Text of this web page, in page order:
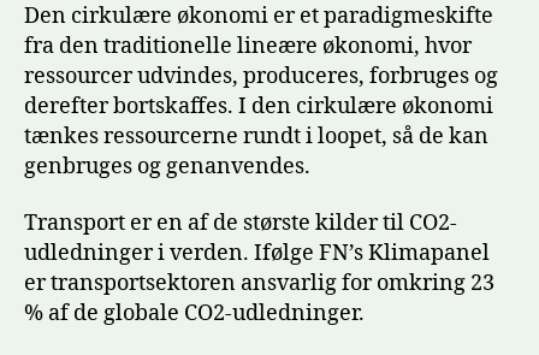
for
gods
Den cirkulære økonomi er et paradigmeskifte
fra den traditionelle lineære økonomi, hvor
ressourcer udvindes, produceres, forbruges og
derefter bortskaffes. I den cirkulære økonomi
tænkes ressourcerne rundt i loopet, så de kan
genbruges og genanvendes.
Transport er en af de største kilder til CO2-
udledninger i verden. Ifølge FN’s Klimapanel
er transportsektoren ansvarlig for omkring 23
% af de globale CO2-udledninger.